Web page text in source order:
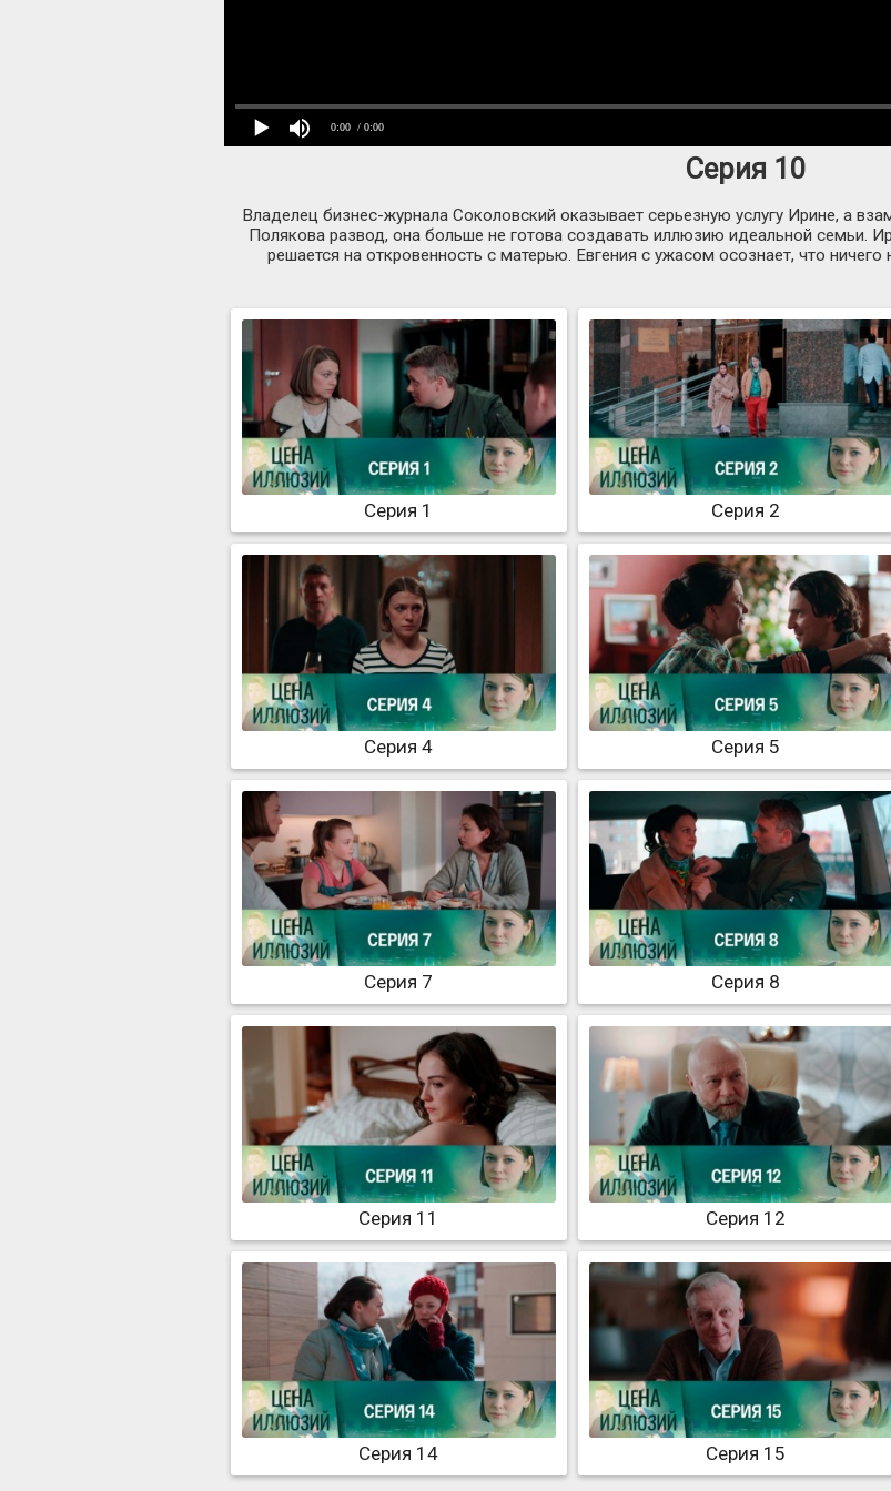
0:00 / 0:00
Серия 10
Владелец бизнес-журнала Соколовский оказывает серьезную услугу Ирине, а
Полякова развод, она больше не готова создавать иллюзию идеальной семьи.
решается на откровенность с матерью. Евгения с ужасом осознает, что
Серия 1 Серия 2
Серия 4 Серия 5
Серия 7 Серия 8
Серия 11 Серия 12
Серия 14 Серия 15